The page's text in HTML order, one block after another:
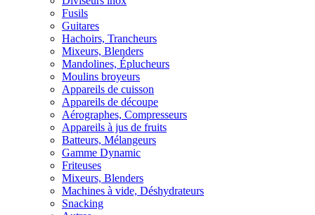
Fusils
Guitares
Hachoirs, Trancheurs
Mixeurs, Blenders
Mandolines, Éplucheurs
Moulins broyeurs
Appareils de cuisson
Appareils de découpe
Aérographes, Compresseurs
Appareils à jus de fruits
Batteurs, Mélangeurs
Gamme Dynamic
Friteuses
Mixeurs, Blenders
Machines à vide, Déshydrateurs
Snacking